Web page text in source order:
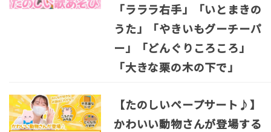
「ラララ右手」「いとまきの
うた」「やきいもグーチーパ
ー」「どんぐりころころ」
「大きな栗の木の下で」
【たのしいペープサート♪】
かわいい動物さんが登場する